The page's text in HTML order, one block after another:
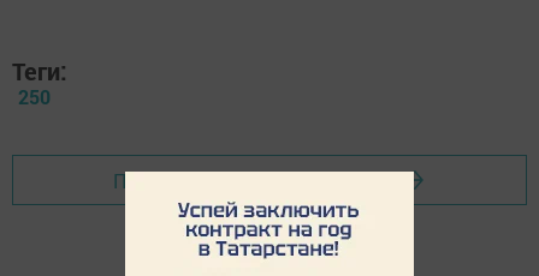
Теги:
250
Перейти на страницу новости